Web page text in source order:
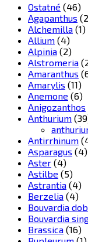
Ostatné (46)
Agapanthus
Alchemilla (1)
Allium (4)
Alpinia (2)
Alstromeria
Amaranthus
Amarylis (11)
Anemone (6)
Anigozanthos
Anthurium
Antirrhinum
Asparagus (4)
Aster (4)
Astilbe (5)
Astrantia (4)
Berzelia (4)
Bouvardia
Bouvardia
Brassica (16)